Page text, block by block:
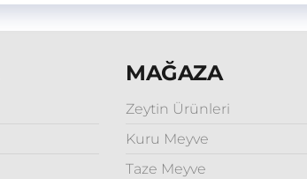
MAĞAZA
Zeytin Ürünleri
Kuru Meyve
Taze Meyve